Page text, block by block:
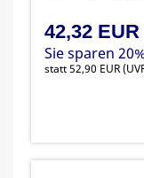
42,32 EUR
Sie sparen
statt52,90 EUR(